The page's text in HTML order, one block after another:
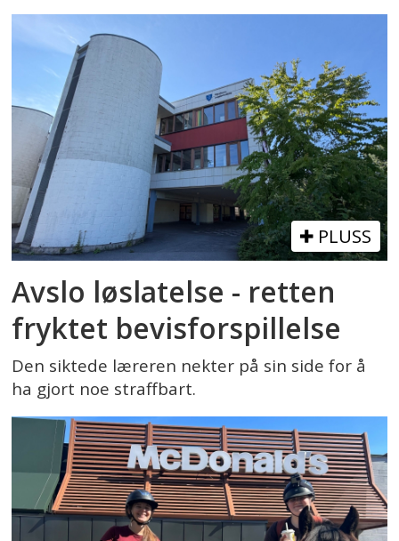
PLUSS
Avslo løslatelse - retten
fryktet bevisforspillelse
Den siktede læreren nekter på sin side for å
ha gjort noe straffbart.